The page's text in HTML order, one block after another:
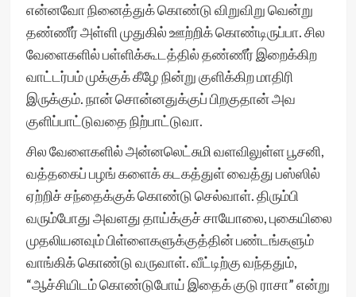
என்னவோ நினைத்துக் கொண்டு விறுவிறு வென்று
தண்ணீர் அள்ளி முதுகில் ஊற்றிக் கொண்டிருப்பா. சில
வேளைகளில் பள்ளிக்கூடத்தில் தண்ணீர் இறைக்கிற
வாட்டர்பம் முக்குக் கீழே நின்று குளிக்கிற மாதிரி
இருக்கும். நான் சொன்னதுக்குப் பிறகுதான் அவ
குளிப்பாட்டுவதை நிற்பாட்டுவா.
சில வேளைகளில் அன்னலெட்சுமி வளவிலுள்ள பூசனி,
வத்தகைப் பழங் களைக் கடகத்துள் வைத்து பஸ்ஸில்
ஏற்றிச் சந்தைக்குக் கொண்டு செல்வாள். திரும்பி
வரும்போது அவளது தாய்க்குச் சாயோலை, புகையிலை
முதலியனவும் பிள்ளைகளுக்குத்தின் பண்டங்களும்
வாங்கிக் கொண்டு வருவாள். வீட்டிற்கு வந்ததும்,
“ஆச்சியிடம் கொண்டுபோய் இதைக் குடு ராசா” என்று